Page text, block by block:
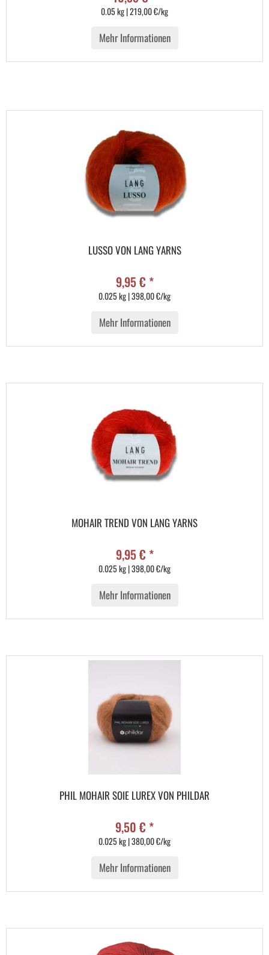
0.05 kg | 219,00 €/kg
Mehr Informationen
LUSSO VON LANG YARNS
9,95 € *
0.025 kg | 398,00 €/kg
Mehr Informationen
MOHAIR TREND VON LANG YARNS
9,95 € *
0.025 kg | 398,00 €/kg
Mehr Informationen
PHIL MOHAIR SOIE LUREX VON PHILDAR
9,50 € *
0.025 kg | 380,00 €/kg
Mehr Informationen